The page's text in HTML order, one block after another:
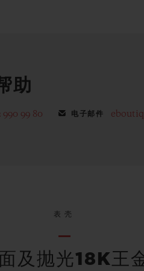
助
990 99 80 电子邮件
表壳
及抛光18K王